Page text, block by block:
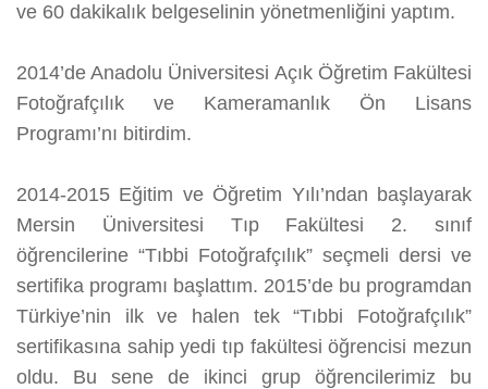
ve 60 dakikalık belgeselinin yönetmenliğini yaptım.
2014’de Anadolu Üniversitesi Açık Öğretim Fakültesi
Fotoğrafçılık ve Kameramanlık Ön Lisans
Programı’nı bitirdim.
2014-2015 Eğitim ve Öğretim Yılı’ndan başlayarak
Mersin Üniversitesi Tıp Fakültesi 2. sınıf
öğrencilerine “Tıbbi Fotoğrafçılık” seçmeli dersi ve
sertifika programı başlattım. 2015’de bu programdan
Türkiye’nin ilk ve halen tek “Tıbbi Fotoğrafçılık”
sertifikasına sahip yedi tıp fakültesi öğrencisi mezun
oldu. Bu sene de ikinci grup öğrencilerimiz bu